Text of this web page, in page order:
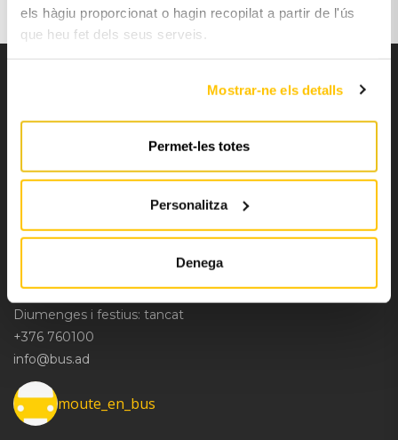
els hàgiu proporcionat o hagin recopilat a partir de l'ús
que heu fet dels seus serveis.
Mostrar-ne els detalls
Permet-les totes
Personalitza
Denega
OFICINA E.N.A.
AD500 Andorra la Vella
Dilluns-Dissabte: de 8h a 20h
Diumenges i festius: tancat
+376 760100
info@bus.ad
moute_en_bus